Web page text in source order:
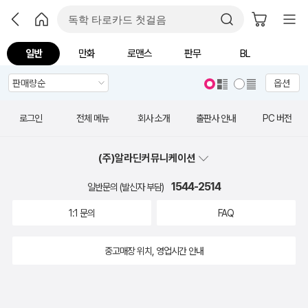
일반 만화 로맨스 판무 BL
옵션
로그인 전체 메뉴 회사 소개 출판사 안내 PC 버전
(주)알라딘커뮤니케이션
일반문의 (발신자 부담) 1544-2514
1:1 문의 FAQ
중고매장 위치, 영업시간 안내